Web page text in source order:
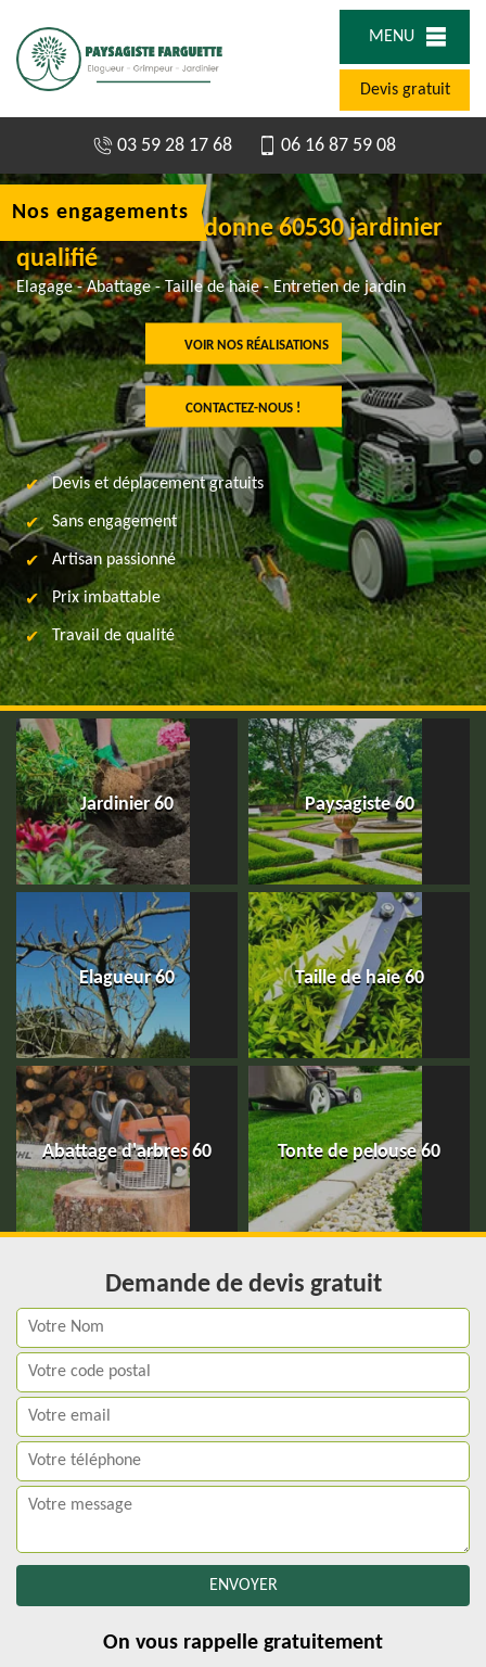
MENU
Devis gratuit
03 59 28 17 68 06 16 87 59 08
Paysagiste à Dieudonne 60530 jardinier
qualifié
Elagage - Abattage - Taille de haie - Entretien de jardin
VOIR NOS RÉALISATIONS
CONTACTEZ-NOUS !
Nos engagements
Devis et déplacement gratuits
Sans engagement
Artisan passionné
Prix imbattable
Travail de qualité
Jardinier 60 Paysagiste 60
Elagueur 60 Taille de haie 60
Abattage d'arbres 60 Tonte de pelouse 60
Demande de devis gratuit
On vous rappelle gratuitement